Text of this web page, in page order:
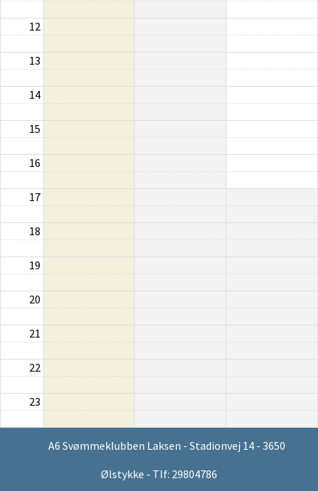
12
13
14
15
16
17
18
19
20
21
22
23
A6 Svømmeklubben Laksen - Stadionvej 14 - 3650
Ølstykke - Tlf: 29804786